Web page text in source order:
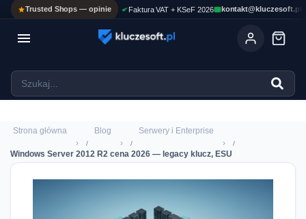
Trusted Shops — opinie Faktura VAT + KSeF 2026 kontakt@kluczesoft.pl

Strona główna
›
Blog
›
Serwery i Enterprise
›
Windows Server 2012 R2 cena 2026 — legacy klucz, ESU
ASYSTENT AI